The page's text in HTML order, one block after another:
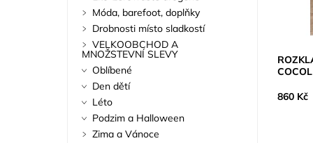
860 Kč
Móda, barefoot, doplňky
Drobnosti místo sladkostí
VELKOOBCHOD A
MNOŽSTEVNÍ SLEVY
Oblíbené
Den dětí
Léto
Podzim a Halloween
Zima a Vánoce